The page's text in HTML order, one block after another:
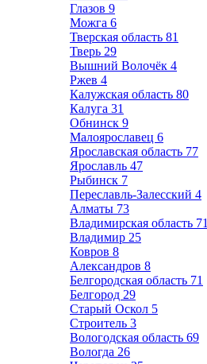
Глазов 9
Можга 6
Тверская область 81
Тверь 29
Вышний Волочёк 4
Ржев 4
Калужская область 80
Калуга 31
Обнинск 9
Малоярославец 6
Ярославская область 77
Ярославль 47
Рыбинск 7
Переславль-Залесский 4
Алматы 73
Владимирская область 71
Владимир 25
Ковров 8
Александров 8
Белгородская область 71
Белгород 29
Старый Оскол 5
Строитель 3
Вологодская область 69
Вологда 26